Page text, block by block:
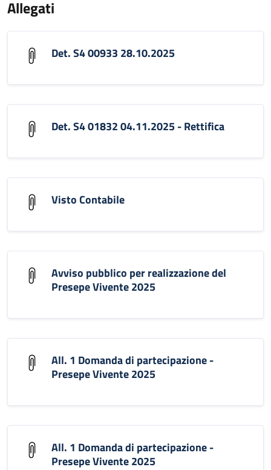
Allegati
Det. S4 00933 28.10.2025
Det. S4 01832 04.11.2025 - Rettifica
Visto Contabile
Avviso pubblico per realizzazione del
Presepe Vivente 2025
All. 1 Domanda di partecipazione -
Presepe Vivente 2025
All. 1 Domanda di partecipazione -
Presepe Vivente 2025